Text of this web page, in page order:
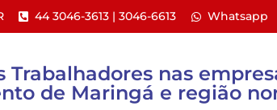
44 3046-3613 | 3046-6613​ Whatsapp
Trabalhadores nas
de Maringá e região